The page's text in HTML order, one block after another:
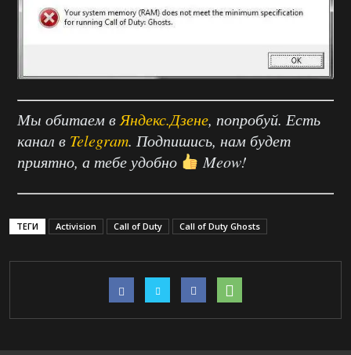
Мы обитаем в Яндекс.Дзене, попробуй. Есть
канал в Telegram. Подпишись, нам будет
приятно, а тебе удобно
Meow!
ТЕГИ Activision Call of Duty Call of Duty Ghosts